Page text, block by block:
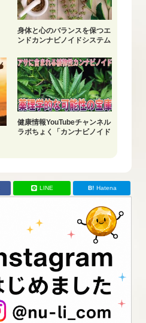
身体と心のバランスを保つエ
ンドカンナビノイドシステム
健康情報YouTubeチャンネル
ラボちょく「カンナビノイド
LINE Hatena